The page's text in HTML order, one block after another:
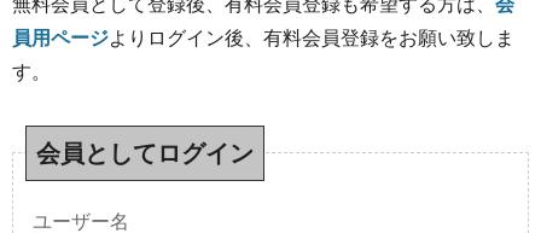
無料会員として登録後、有料会員登録も希望する方は、 会
員用ページよりログイン後、有料会員登録をお願い致しま
す。
会員としてログイン
ユーザー名